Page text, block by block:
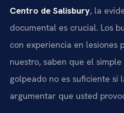
Centro de Salisbury, la
documental es crucial. Los
con experiencia en lesiones
nuestro, saben que el
golpeado no es suficiente si
argumentar que usted